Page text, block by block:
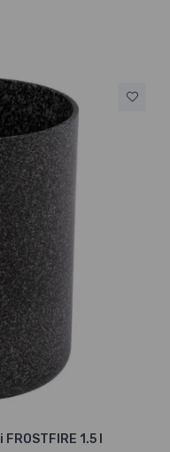
1.5 l